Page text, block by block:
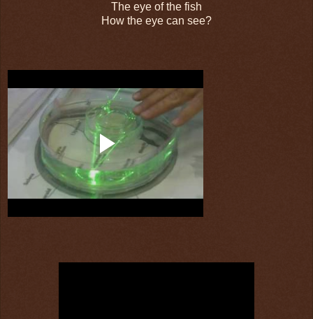
The eye of the fish
How the eye can see?